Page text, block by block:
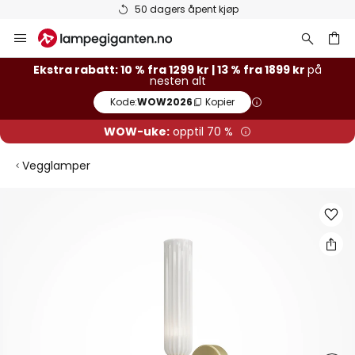
50 dagers åpent kjøp
Hopp
til
innhold
Ekstra rabatt: 10 % fra 1299 kr | 13 % fra 1899 kr på
nesten alt
Kode:WOW2026 Kopier
WOW-uke: opptil 70 %
Vegglamper